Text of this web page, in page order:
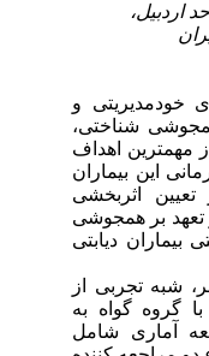
اردبیل،
خودمدیریتی و
شناختی،
مهمترین اهداف
این بیماران
اثربخشی
بر همجوشی
دیابتی
تجربی از
گواه به
آماری شامل